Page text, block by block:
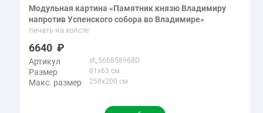
Модульная картина «Памятник князю Владимиру
напротив Успенского собора во Владимире»
печать на холсте
6640
Артикул st_566858968D
Размер 81x63 см
Макс. размер 258x200 см